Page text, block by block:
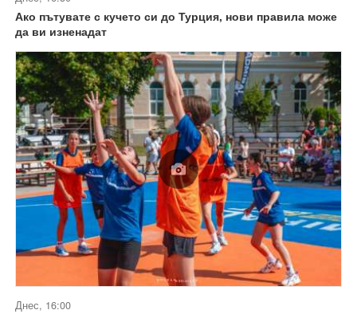
Ако пътувате с кучето си до Турция, нови правила може
да ви изненадат
Днес, 16:00